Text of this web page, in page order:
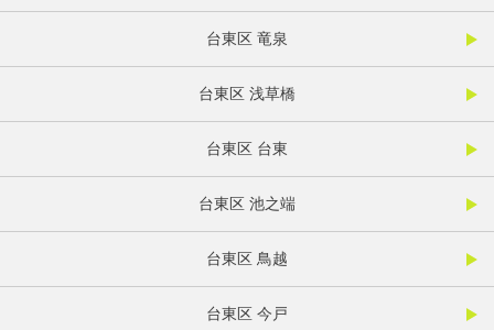
台東区 竜泉
台東区 浅草橋
台東区 台東
台東区 池之端
台東区 鳥越
台東区 今戸